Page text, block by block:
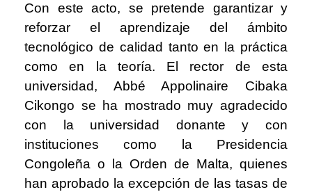
Con este acto, se pretende garantizar y
reforzar el aprendizaje del ámbito
tecnológico de calidad tanto en la práctica
como en la teoría. El rector de esta
universidad, Abbé Appolinaire Cibaka
Cikongo se ha mostrado muy agradecido
con la universidad donante y con
instituciones como la Presidencia
Congoleña o la Orden de Malta, quienes
han aprobado la excepción de las tasas de